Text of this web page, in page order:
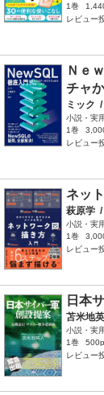
1巻
レビュー
Ｎｅ
チャ
ミック /
小説・実
1巻
レビュー
ネッ
萩原学 /
小説・実
1巻
レビュー
日本
苫米地
小説・実
1巻
レビュー